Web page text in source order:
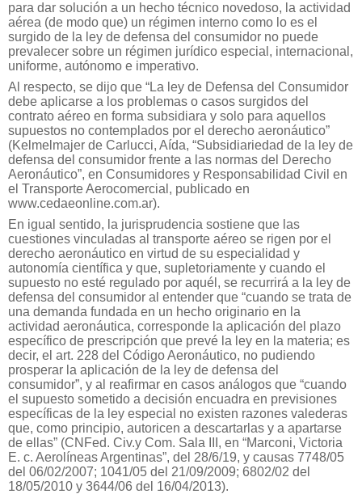
para dar solución a un hecho técnico novedoso, la actividad
aérea (de modo que) un régimen interno como lo es el
surgido de la ley de defensa del consumidor no puede
prevalecer sobre un régimen jurídico especial, internacional,
uniforme, autónomo e imperativo.
Al respecto, se dijo que “La ley de Defensa del Consumidor
debe aplicarse a los problemas o casos surgidos del
contrato aéreo en forma subsidiara y solo para aquellos
supuestos no contemplados por el derecho aeronáutico”
(Kelmelmajer de Carlucci, Aída, “Subsidiariedad de la ley de
defensa del consumidor frente a las normas del Derecho
Aeronáutico”, en Consumidores y Responsabilidad Civil en
el Transporte Aerocomercial, publicado en
www.cedaeonline.com.ar).
En igual sentido, la jurisprudencia sostiene que las
cuestiones vinculadas al transporte aéreo se rigen por el
derecho aeronáutico en virtud de su especialidad y
autonomía científica y que, supletoriamente y cuando el
supuesto no esté regulado por aquél, se recurrirá a la ley de
defensa del consumidor al entender que “cuando se trata de
una demanda fundada en un hecho originario en la
actividad aeronáutica, corresponde la aplicación del plazo
específico de prescripción que prevé la ley en la materia; es
decir, el art. 228 del Código Aeronáutico, no pudiendo
prosperar la aplicación de la ley de defensa del
consumidor”, y al reafirmar en casos análogos que “cuando
el supuesto sometido a decisión encuadra en previsiones
específicas de la ley especial no existen razones valederas
que, como principio, autoricen a descartarlas y a apartarse
de ellas” (CNFed. Civ.y Com. Sala III, en “Marconi, Victoria
E. c. Aerolíneas Argentinas”, del 28/6/19, y causas 7748/05
del 06/02/2007; 1041/05 del 21/09/2009; 6802/02 del
18/05/2010 y 3644/06 del 16/04/2013).